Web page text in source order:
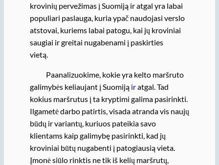
krovinių pervežimas į Suomiją ir atgal yra labai
populiari paslauga, kuria ypač naudojasi verslo
atstovai, kuriems labai patogu, kai jų kroviniai
saugiai ir greitai nugabenami į paskirties
vietą.
Paanalizuokime, kokie yra kelto maršruto
galimybės keliaujant į Suomiją iratgal. Tad
kokius maršrutus į ta kryptimi galima pasirinkti.
Ilgametė darbo patirtis, visada atranda vis naujų
būdų ir variantų, kuriuos pateikia savo
klientams kaip galimybę pasirinkti, kad jų
kroviniai būtų nugabenti į patogiausią vieta.
Įmonė siūlo rinktis ne tik iš kelių maršrutų,